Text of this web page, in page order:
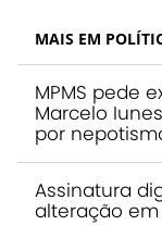
MAIS EM
MPMS pede
Marcelo
por
Assinatura
alteração